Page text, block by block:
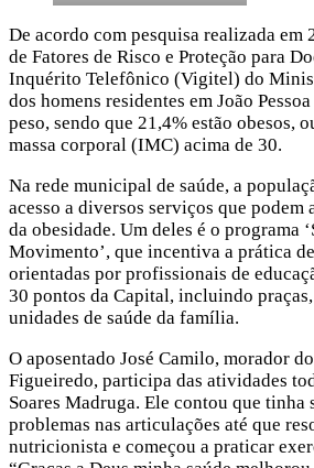
De acordo com pesquisa realizada
de Fatores de Risco e Proteção para
Inquérito Telefônico (Vigitel) do
dos homens residentes em João
peso, sendo que 21,4% estão obesos,
massa corporal (IMC) acima de 30.
Na rede municipal de saúde, a
acesso a diversos serviços que
da obesidade. Um deles é o programa
Movimento’, que incentiva a prática
orientadas por profissionais de
30 pontos da Capital, incluindo praças,
unidades de saúde da família.
O aposentado José Camilo, morador
Figueiredo, participa das atividades
Soares Madruga. Ele contou que tinha
problemas nas articulações até que
nutricionista e começou a praticar